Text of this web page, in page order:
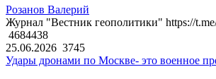
Розанов Валерий
Журнал "Вестник геополитики" https://
4684438
25.06.2026 3745
Удары дронами по Москве- это военное